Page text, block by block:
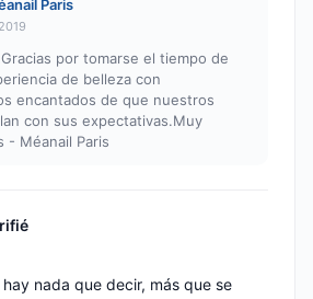
Paris
por tomarse el tiempo de
de belleza con
encantados de que nuestros
con sus expectativas.Muy
- Méanail Paris
nada que decir, más que se